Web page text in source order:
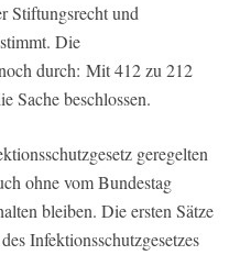
Stiftungsrecht und
Die
durch: Mit 412 zu 212
Sache beschlossen.
geregelten
ohne vom Bundestag
bleiben. Die ersten Sätze
Infektionsschutzgesetzes